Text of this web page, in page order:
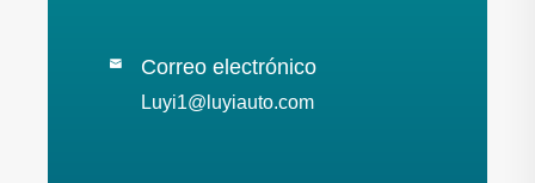
 Correo electrónico
Luyi1@luyiauto.com